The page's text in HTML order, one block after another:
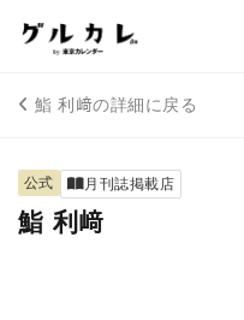
鮨 利﨑の詳細に戻る
公式 月刊誌掲載店
鮨 利﨑